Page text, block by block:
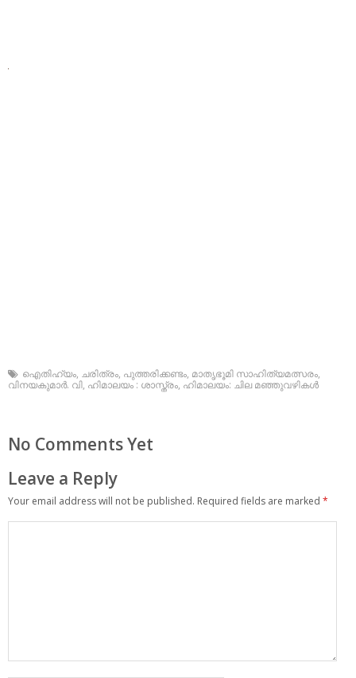
ഐതിഹ്യം, ചരിത്രം, പുത്തരിക്കണ്ടം, മാതൃഭൂമി സാഹിത്യമത്സരം,
വിനയകുമാര്‍. വി, ഹിമാലയം : ശാസ്ത്രം, ഹിമാലയം: ചില മഞ്ഞുവഴികള്‍
No Comments Yet
Leave a Reply
Your email address will not be published. Required fields are marked *